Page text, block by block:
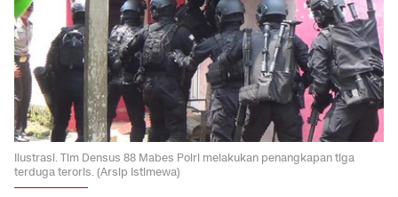
Ilustrasi. Tim Densus 88 Mabes Polri melakukan penangkapan tiga
terduga teroris. (Arsip Istimewa)